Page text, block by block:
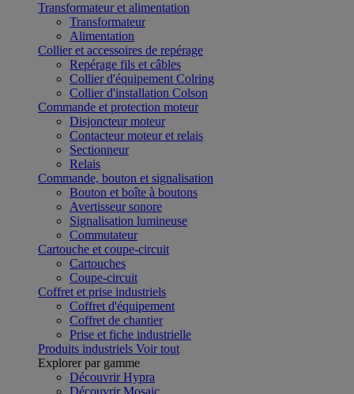
Transformateur et alimentation
Transformateur
Alimentation
Collier et accessoires de repérage
Repérage fils et câbles
Collier d'équipement Colring
Collier d'installation Colson
Commande et protection moteur
Disjoncteur moteur
Contacteur moteur et relais
Sectionneur
Relais
Commande, bouton et signalisation
Bouton et boîte à boutons
Avertisseur sonore
Signalisation lumineuse
Commutateur
Cartouche et coupe-circuit
Cartouches
Coupe-circuit
Coffret et prise industriels
Coffret d'équipement
Coffret de chantier
Prise et fiche industrielle
Produits industriels Voir tout
Explorer par gamme
Découvrir Hypra
Découvrir Mosaic